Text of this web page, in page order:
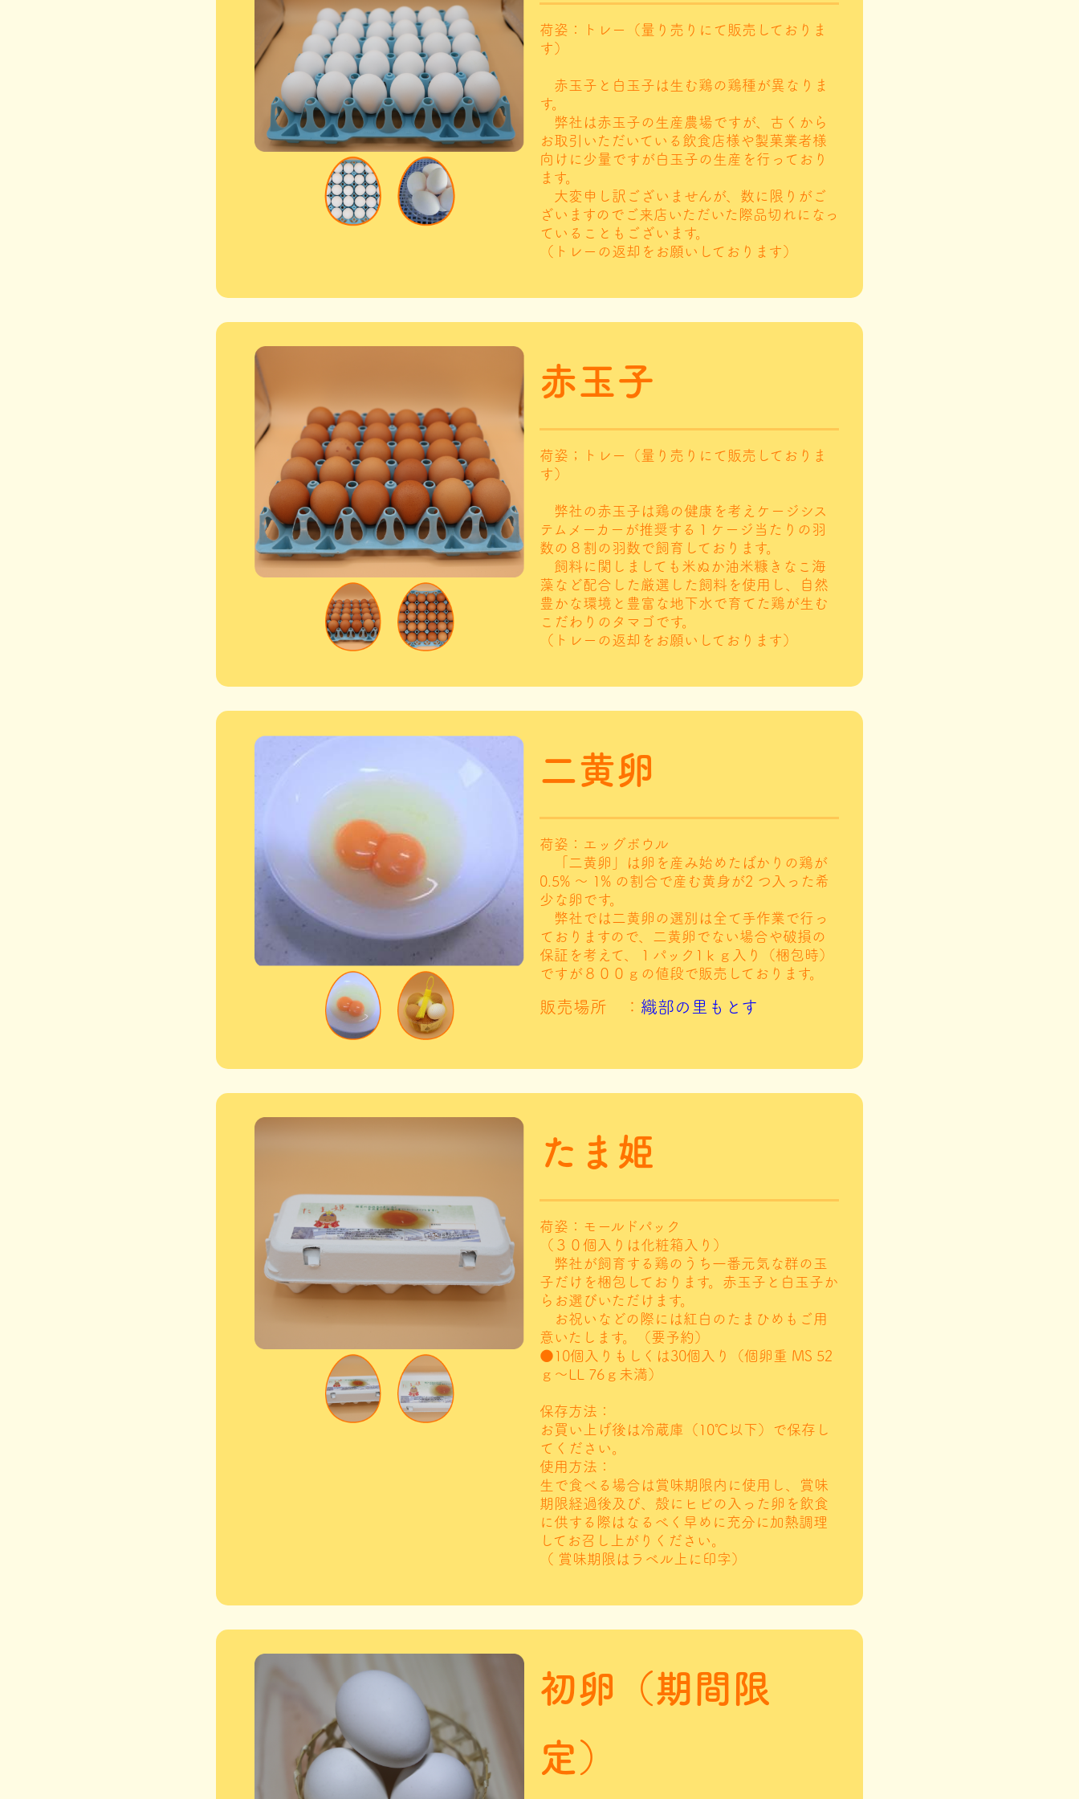
荷姿：トレー（量り売りにて販売しておりま
す）
赤玉子と白玉子は生む鶏の鶏種が異なりま
す。
弊社は赤玉子の生産農場ですが、古くから
お取引いただいている飲食店様や製菓業者様
向けに少量ですが白玉子の生産を行っており
ます。
大変申し訳ございませんが、数に限りがご
ざいますのでご来店いただいた際品切れになっ
ていることもございます。
（トレーの返却をお願いしております）
赤玉子
荷姿；トレー（量り売りにて販売しておりま
す）
弊社の赤玉子は鶏の健康を考えケージシス
テムメーカーが推奨する１ケージ当たりの羽
数の８割の羽数で飼育しております。
飼料に関しましても米ぬか油米糠きなこ海
藻など配合した厳選した飼料を使用し、自然
豊かな環境と豊富な地下水で育てた鶏が生む
こだわりのタマゴです。
（トレーの返却をお願いしております）
二黄卵
荷姿：エッグボウル
「二黄卵」は卵を産み始めたばかりの鶏が
0.5% ～ 1% の割合で産む黄身が2 つ入った希
少な卵です。
弊社では二黄卵の選別は全て手作業で行っ
ておりますので、二黄卵でない場合や破損の
保証を考えて、１パック1ｋｇ入り（梱包時）
ですが８００ｇの値段で販売しております。
販売場所 ： 織部の里もとす
たま姫
荷姿：モールドパック
（３０個入りは化粧箱入り）
弊社が飼育する鶏のうち一番元気な群の玉
子だけを梱包しております。赤玉子と白玉子か
らお選びいただけます。
お祝いなどの際には紅白のたまひめもご用
意いたします。（要予約）
●10個入りもしくは30個入り（個卵重 MS 52
ｇ～LL 76ｇ未満）
保存方法：
お買い上げ後は冷蔵庫（10℃以下）で保存し
てください。
使用方法：
生で食べる場合は賞味期限内に使用し、賞味
期限経過後及び、殻にヒビの入った卵を飲食
に供する際はなるべく早めに充分に加熱調理
してお召し上がりください。
（ 賞味期限はラベル上に印字）
初卵（期間限
定）